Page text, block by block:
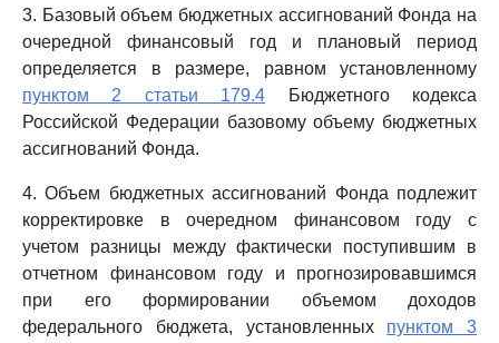
3. Базовый объем бюджетных ассигнований Фонда на
очередной финансовый год и плановый период
определяется в размере, равном установленному
пунктом 2 статьи 179.4 Бюджетного кодекса
Российской Федерации базовому объему бюджетных
ассигнований Фонда.
4. Объем бюджетных ассигнований Фонда подлежит
корректировке в очередном финансовом году с
учетом разницы между фактически поступившим в
отчетном финансовом году и прогнозировавшимся
при его формировании объемом доходов
федерального бюджета, установленных пунктом 3